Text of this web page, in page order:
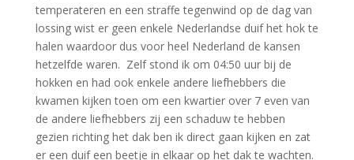
temperateren en een straffe tegenwind op de dag van
lossing wist er geen enkele Nederlandse duif het hok te
halen waardoor dus voor heel Nederland de kansen
hetzelfde waren. Zelf stond ik om 04:50 uur bij de
hokken en had ook enkele andere liefhebbers die
kwamen kijken toen om een kwartier over 7 even van
de andere liefhebbers zij een schaduw te hebben
gezien richting het dak ben ik direct gaan kijken en zat
er een duif een beetje in elkaar op het dak te wachten.